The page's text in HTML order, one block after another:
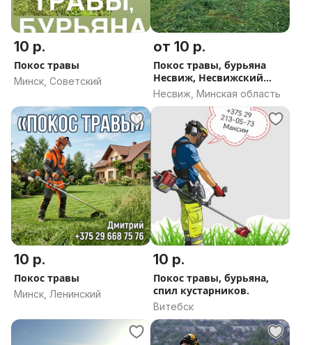
10 р.
Покос травы
Минск, Советский
от 10 р.
Покос травы, бурьяна
Несвиж, Несвижский
район
Несвиж, Минская область
10 р.
Покос травы
Минск, Ленинский
10 р.
Покос травы, бурьяна,
спил кустарников.
Витебск